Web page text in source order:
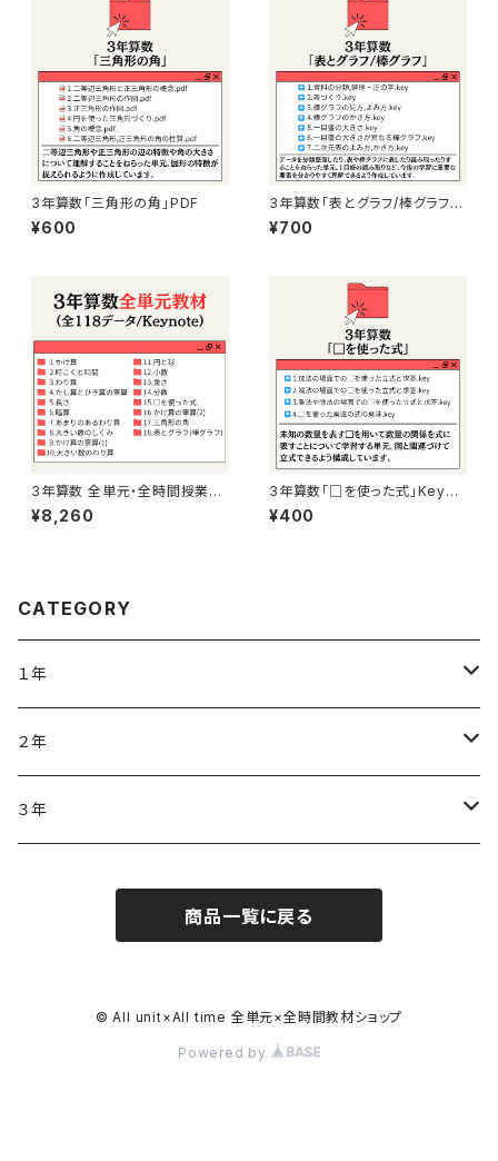
3年算数「三角形の角」PDF
¥600
3年算数「表とグラフ/棒グラフ」
Keynote
¥700
3年算数 全単元・全時間授業教
材Keynote(全118データ)
¥8,260
3年算数「□を使った式」Keyno
te
¥400
CATEGORY
１年
算数
２年
算数
３年
商品一覧に戻る
© All unit×All time 全単元×全時間教材ショップ
Powered by